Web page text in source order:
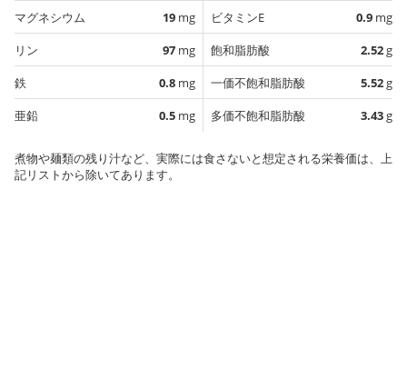
マグネシウム
19 mg
リン
97 mg
鉄
0.8 mg
亜鉛
0.5 mg
ビタミンE
0.9 mg
飽和脂肪酸
2.52g
一価不飽和脂肪酸
5.52g
多価不飽和脂肪酸
3.43g
煮物や麺類の残り汁など、実際には食さないと想定される栄養価は、上
記リストから除いてあります。